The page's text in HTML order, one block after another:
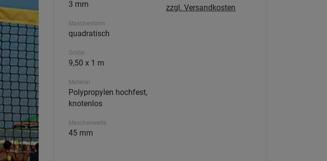
3 mm
Maschenform
quadratisch
Größe
9,50 x 1 m
Material
Polypropylen hochfest,
knotenlos
Maschenweite
45 mm
zzgl. Versandkosten